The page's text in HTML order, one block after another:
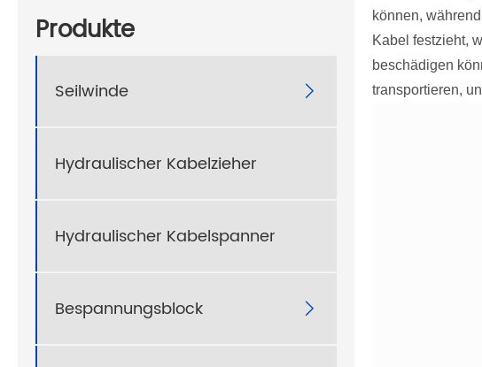
Produkte
Seilwinde 
Hydraulischer Kabelzieher
Hydraulischer Kabelspanner
Bespannungsblock 
können,
Kabel festzieht,
beschädigen
transportieren,